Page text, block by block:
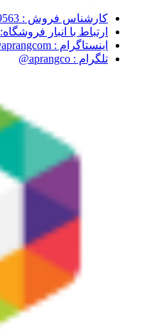
کارشناس فروش : 09134849563
ارتباط با انبار فروشگاه: 09134849563
اینستاگرام : aprangcom@
تلگرام : aprangco@